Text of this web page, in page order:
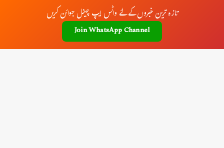
تازہ ترین خبروں کے لئے واٹس ایپ چینل جوائن کریں
Join WhatsApp Channel